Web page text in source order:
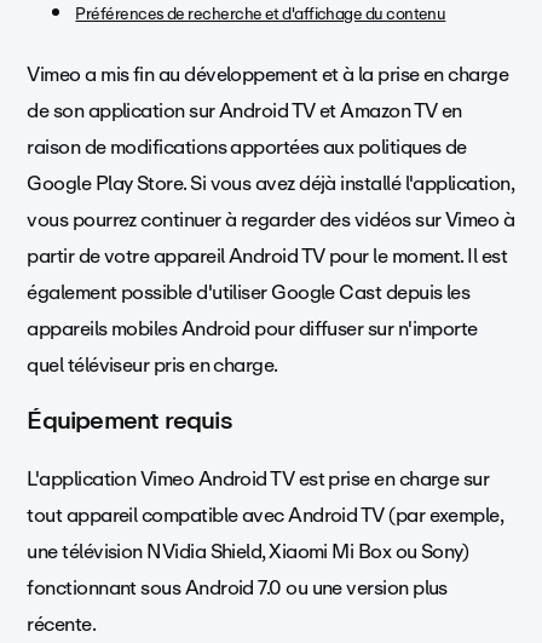
Préférences de recherche et d'affichage du contenu
Vimeo a mis fin au développement et à la prise en charge
de son application sur Android TV et Amazon TV en
raison de modifications apportées aux politiques de
Google Play Store. Si vous avez déjà installé l'application,
vous pourrez continuer à regarder des vidéos sur Vimeo à
partir de votre appareil Android TV pour le moment. Il est
également possible d'utiliser Google Cast depuis les
appareils mobiles Android pour diffuser sur n'importe
quel téléviseur pris en charge.
Équipement requis
L'application Vimeo Android TV est prise en charge sur
tout appareil compatible avec Android TV (par exemple,
une télévision NVidia Shield, Xiaomi Mi Box ou Sony)
fonctionnant sous Android 7.0 ou une version plus
récente.